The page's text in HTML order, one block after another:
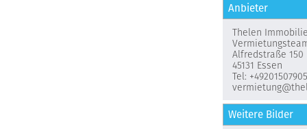
Anbieter
Thelen
Alfredstraße 150
45131 Essen
Tel:
Weitere Bilder